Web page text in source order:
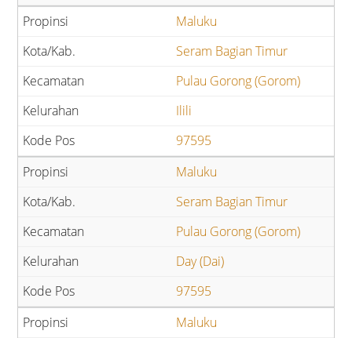
Maluku
Seram Bagian Timur
Pulau Gorong (Gorom)
Ilili
97595
Maluku
Seram Bagian Timur
Pulau Gorong (Gorom)
Day (Dai)
97595
Maluku